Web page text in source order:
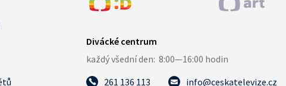
261 136 113 info@ceskatelevize.cz